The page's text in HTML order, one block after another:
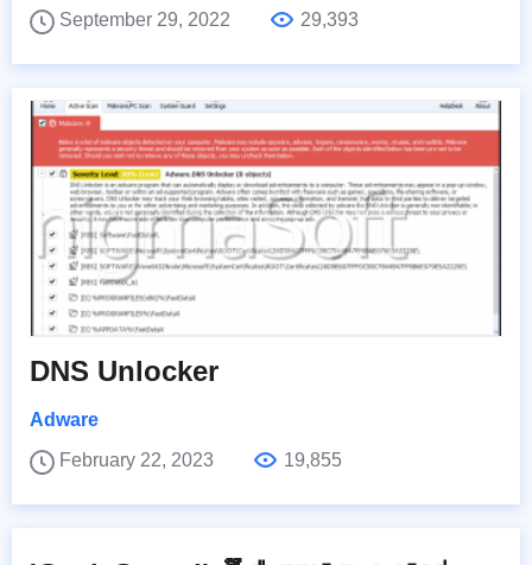
September 29, 2022 29,393
DNS Unlocker
Adware
February 22, 2023
19,855